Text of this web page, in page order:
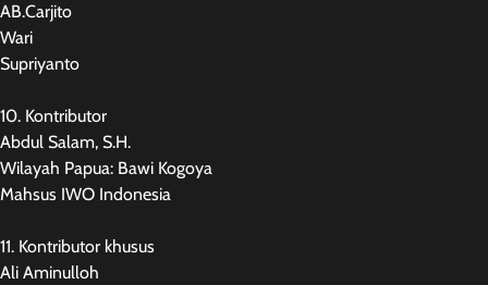
AB.Carjito
Wari
Supriyanto
10. Kontributor
Abdul Salam, S.H.
Wilayah Papua: Bawi Kogoya
Mahsus IWO Indonesia
11. Kontributor khusus
Ali Aminulloh